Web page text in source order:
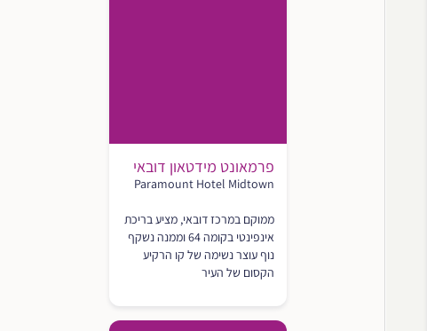
פרמאונט מידטאון דובאי
Paramount Hotel Midtown
ממוקם במרכז דובאי, מציע בריכת
אינפינטי בקומה 64 וממנה נשקף
נוף עוצר נשימה של קו הרקיע
הקסום של העיר